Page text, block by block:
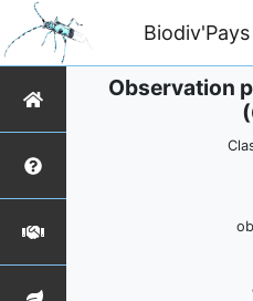
Observation